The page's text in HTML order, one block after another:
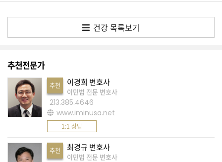
확
인
다
.
A
K
미
건강 목록보기
추천전문가
추천 이경희 변호사
이민법 전문 변호사
213.385.4646
www.iminusa.net
1:1 상담
추천 최경규 변호사
이민법 전문 변호사